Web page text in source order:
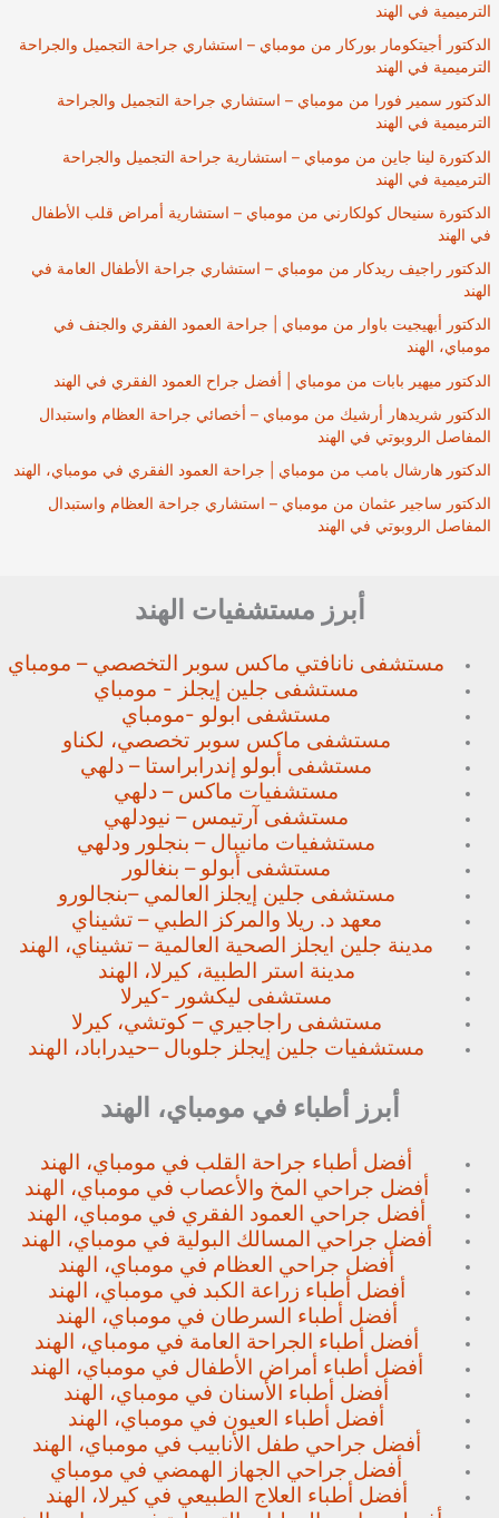
الترميمية في الهند
الدكتور أجيتكومار بوركار من مومباي – استشاري جراحة التجميل والجراحة
الترميمية في الهند
الدكتور سمير فورا من مومباي – استشاري جراحة التجميل والجراحة
الترميمية في الهند
الدكتورة لينا جاين من مومباي – استشارية جراحة التجميل والجراحة
الترميمية في الهند
الدكتورة سنيحال كولكارني من مومباي – استشارية أمراض قلب الأطفال
في الهند
الدكتور راجيف ريدكار من مومباي – استشاري جراحة الأطفال العامة في
الهند
الدكتور أبهيجيت باوار من مومباي | جراحة العمود الفقري والجنف في
مومباي، الهند
الدكتور ميهير بابات من مومباي | أفضل جراح العمود الفقري في الهند
الدكتور شريدهار أرشيك من مومباي – أخصائي جراحة العظام واستبدال
المفاصل الروبوتي في الهند
الدكتور هارشال بامب من مومباي | جراحة العمود الفقري في مومباي، الهند
الدكتور ساجير عثمان من مومباي – استشاري جراحة العظام واستبدال
المفاصل الروبوتي في الهند
أبرز مستشفيات الهند
مستشفى نانافتي ماكس سوبر التخصصي – مومباي
مستشفى جلين إيجلز - مومباي
مستشفى ابولو -مومباي
مستشفى ماكس سوبر تخصصي، لكناو
مستشفى أبولو إندرابراستا – دلهي
مستشفيات ماكس – دلهي
مستشفى آرتيمس – نيودلهي
مستشفيات مانيبال – بنجلور ودلهي
مستشفى أبولو – بنغالور
مستشفى جلين إيجلز العالمي –بنجالورو
معهد د. ريلا والمركز الطبي – تشيناي
مدينة جلين ايجلز الصحية العالمية – تشيناي، الهند
مدينة استر الطبية، كيرلا، الهند
مستشفى ليكشور -كيرلا
مستشفى راجاجيري – كوتشي، كيرلا
مستشفيات جلين إيجلز جلوبال –حيدراباد، الهند
أبرز أطباء في مومباي، الهند
أفضل أطباء جراحة القلب في مومباي، الهند
أفضل جراحي المخ والأعصاب في مومباي، الهند
أفضل جراحي العمود الفقري في مومباي، الهند
أفضل جراحي المسالك البولية في مومباي، الهند
أفضل جراحي العظام في مومباي، الهند
أفضل أطباء زراعة الكبد في مومباي، الهند
أفضل أطباء السرطان في مومباي، الهند
أفضل أطباء الجراحة العامة في مومباي، الهند
أفضل أطباء أمراض الأطفال في مومباي، الهند
أفضل أطباء الأسنان في مومباي، الهند
أفضل أطباء العيون في مومباي، الهند
أفضل جراحي طفل الأنابيب في مومباي، الهند
أفضل جراحي الجهاز الهمضي في مومباي
أفضل أطباء العلاج الطبيعي في كيرلا، الهند